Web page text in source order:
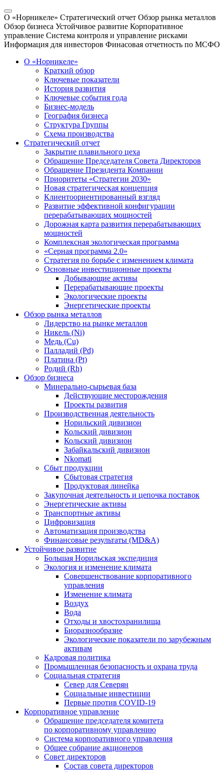
О «Норникеле» Стратегический отчет Обзор рынка металлов
Обзор бизнеса Устойчивое развитие Корпоративное
управление Система контроля и управление рисками
Информация для инвесторов Финасовая отчетность по МСФО
О «Норникеле»
Краткий обзор
Ключевые показатели
История развития
Ключевые события года
Бизнес-модель
География бизнеса
Структура Группы
Схема производства
Стратегический отчет
Закрытие плавильного цеха
Обращение Председателя Совета Директоров
Обращение Президента Компании
Приоритеты «Стратегии 2030»
Новая стратегическая концепция
Клиентоориентированный взгляд
Развитие эффективной конфигурации
перерабатывающих мощностей
Дорожная карта развития перерабатывающих
мощностей
Комплексная экологическая программа
«Серная программа 2.0»
Стратегия по борьбе с изменением климата
Основные инвестиционные проекты
Добывающие активы
Перерабатывающие проекты
Экологические проекты
Энергетические проекты
Обзор рынка металлов
Лидерство на рынке металлов
Никель (Ni)
Медь (Cu)
Палладий (Pd)
Платина (Pt)
Родий (Rh)
Обзор бизнеса
Минерально-сырьевая база
Действующие месторождения
Проекты развития
Производственная деятельность
Норильский дивизион
Кольский дивизион
Кольский дивизион
Забайкальский дивизион
Nkomati
Сбыт продукции
Сбытовая стратегия
Продуктовая линейка
Закупочная деятельность и цепочка поставок
Энергетические активы
Транспортные активы
Цифровизация
Автоматизация производства
Финансовые результаты (MD&A)
Устойчивое развитие
Большая Норильская экспедиция
Экология и изменение климата
Совершенствование корпоративного
управления
Изменение климата
Воздух
Вода
Отходы и хвостохранилища
Биоразнообразие
Экологические показатели по зарубежным
активам
Кадровая политика
Промышленная безопасность и охрана труда
Социальная стратегия
Север для Северян
Социальные инвестиции
Первые против COVID‑19
Корпоративное управление
Обращение председателя комитета
по корпоративному управлению
Система корпоративного управления
Общее собрание акционеров
Совет директоров
Состав совета директоров